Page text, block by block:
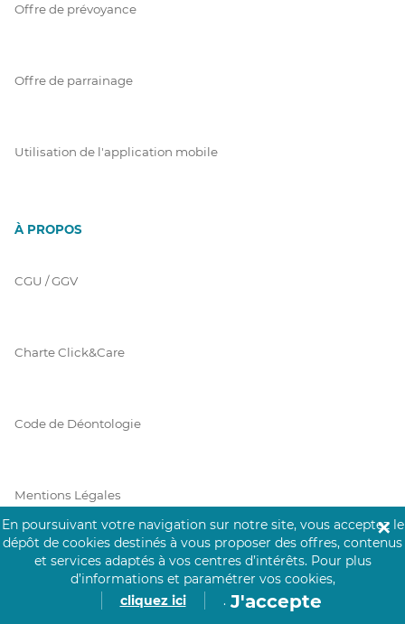
Offre de prévoyance
Offre de parrainage
Utilisation de l'application mobile
À PROPOS
CGU / GGV
Charte Click&Care
Code de Déontologie
Mentions Légales
Prérequis Click&Care
En poursuivant votre navigation sur notre site, vous acceptez le
dépôt de cookies destinés à vous proposer des offres, contenus
et services adaptés à vos centres d’intérêts. Pour plus
d’informations et paramétrer vos cookies,
cliquez ici
. J'accepte
✕